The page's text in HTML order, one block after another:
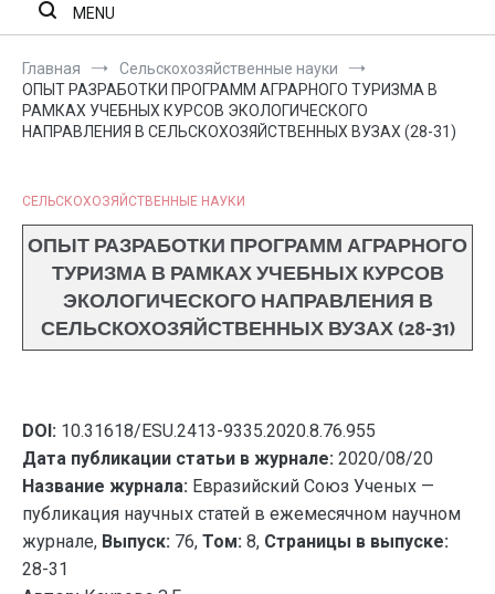
MENU
Главная
Сельскохозяйственные науки
ОПЫТ РАЗРАБОТКИ ПРОГРАММ АГРАРНОГО ТУРИЗМА В
РАМКАХ УЧЕБНЫХ КУРСОВ ЭКОЛОГИЧЕСКОГО
НАПРАВЛЕНИЯ В СЕЛЬСКОХОЗЯЙСТВЕННЫХ ВУЗАХ (28-31)
СЕЛЬСКОХОЗЯЙСТВЕННЫЕ НАУКИ
ОПЫТ РАЗРАБОТКИ ПРОГРАММ АГРАРНОГО
ТУРИЗМА В РАМКАХ УЧЕБНЫХ КУРСОВ
ЭКОЛОГИЧЕСКОГО НАПРАВЛЕНИЯ В
СЕЛЬСКОХОЗЯЙСТВЕННЫХ ВУЗАХ (28-31)
DOI: 10.31618/ESU.2413-9335.2020.8.76.955
Дата публикации статьи в журнале: 2020/08/20
Название журнала: Евразийский Союз Ученых —
публикация научных статей в ежемесячном научном
журнале, Выпуск: 76, Том: 8, Страницы в выпуске:
28-31